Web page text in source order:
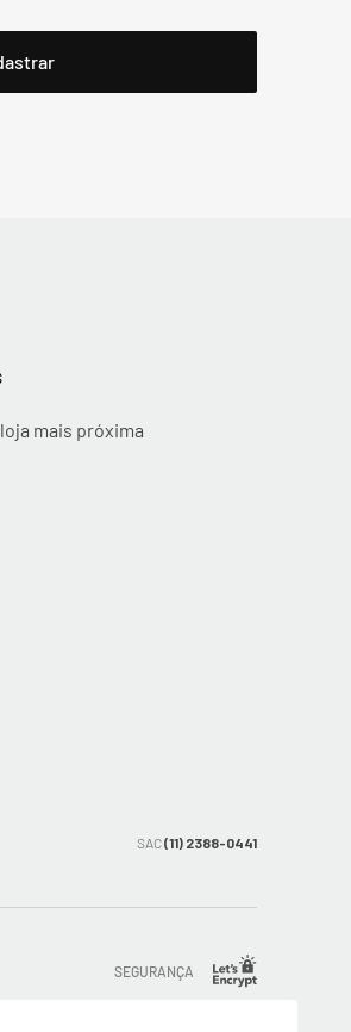
mais próxima
SAC(11) 2388-0441
SEGURANÇA